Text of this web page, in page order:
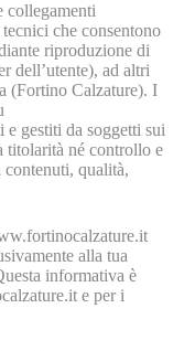
collegamenti
che consentono
riproduzione di
dell’utente), ad altri
(Fortino Calzature). I
gestiti da soggetti sui
titolarità né controllo e
qualità,
alla tua
informativa è
e per i